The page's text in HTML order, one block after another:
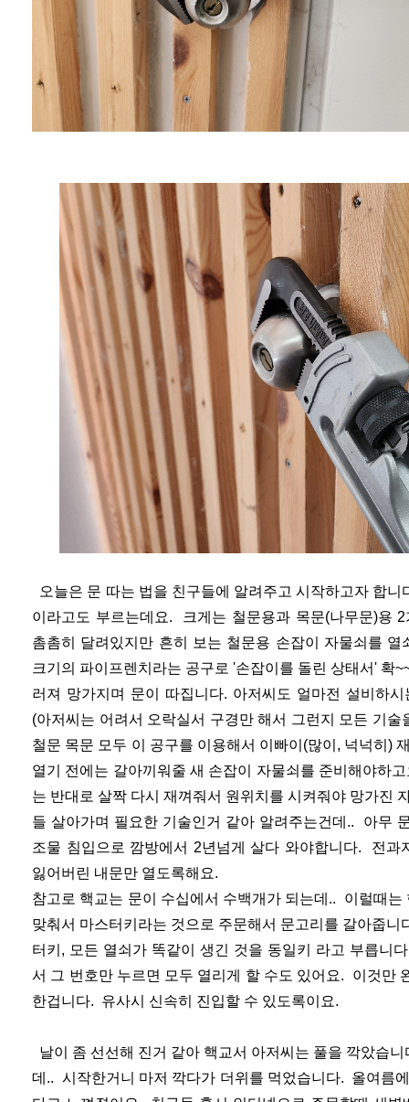
오늘은 문 따는 법을 친구들에 알려주고 시작하고자 합
이라고도 부르는데요. 크게는 철문용과 목문(나무문)용
촘촘히 달려있지만 흔히 보는 철문용 손잡이 자물쇠를
크기의 파이프렌치라는 공구로 '손잡이를 돌린 상태서' 확
러져 망가지며 문이 따집니다. 아저씨도 얼마전 설비하
(아저씨는 어려서 오락실서 구경만 해서 그런지 모든 기
철문 목문 모두 이 공구를 이용해서 이빠이(많이, 넉넉히)
열기 전에는 갈아끼워줄 새 손잡이 자물쇠를 준비해야하
는 반대로 살짝 다시 재껴줘서 원위치를 시켜줘야 망가진
들 살아가며 필요한 기술인거 같아 알려주는건데.. 아무
조물 침입으로 깜방에서 2년넘게 살다 와야합니다. 전
잃어버린 내문만 열도록해요.
참고로 핵교는 문이 수십에서 수백개가 되는데.. 이럴때
맞춰서 마스터키라는 것으로 주문해서 문고리를 갈아줍
터키, 모든 열쇠가 똑같이 생긴 것을 동일키 라고 부릅니
서 그 번호만 누르면 모두 열리게 할 수도 있어요. 이것만
한겁니다. 유사시 신속히 진입할 수 있도록이요.
날이 좀 선선해 진거 같아 핵교서 아저씨는 풀을 깍았습
데.. 시작한거니 마저 깍다가 더위를 먹었습니다. 올여름